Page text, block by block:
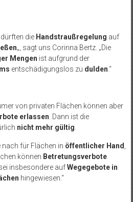
dürften die Handstraußregelung auf
„, sagt uns Corinna Bertz. „Die
Mengen ist aufgrund der
entschädigungslos zu dulden .“
von privaten Flächen können aber
erlassen . Dann ist die
nicht mehr gültig
nach für Flächen in öffentlicher Hand
können Betretungsverbote
insbesondere aufWegegebote in
hingewiesen.“